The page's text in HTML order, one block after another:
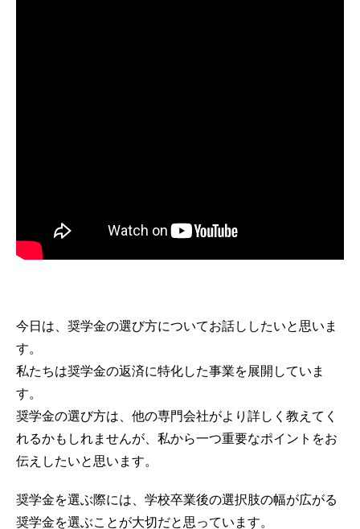
今日は、奨学金の選び方についてお話ししたいと思いま
す。
私たちは奨学金の返済に特化した事業を展開していま
す。
奨学金の選び方は、他の専門会社がより詳しく教えてく
れるかもしれませんが、私から一つ重要なポイントをお
伝えしたいと思います。
奨学金を選ぶ際には、学校卒業後の選択肢の幅が広がる
奨学金を選ぶことが大切だと思っています。